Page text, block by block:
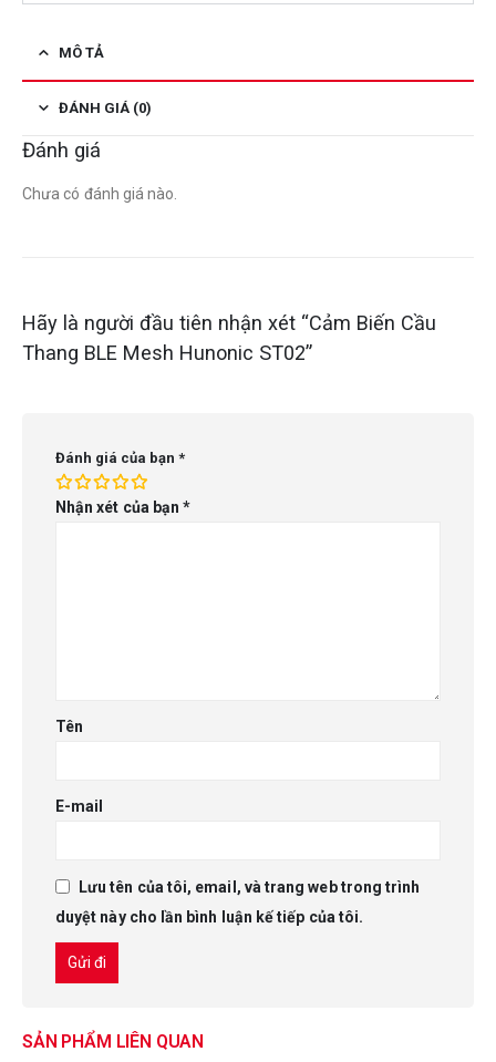
MÔ TẢ
ĐÁNH GIÁ (0)
Đánh giá
Chưa có đánh giá nào.
Hãy là người đầu tiên nhận xét “Cảm Biến Cầu
Thang BLE Mesh Hunonic ST02”
Đánh giá của bạn *
Nhận xét của bạn*
Tên
E-mail
Lưu tên của tôi, email, và trang web trong trình
duyệt này cho lần bình luận kế tiếp của tôi.
SẢN PHẨM LIÊN QUAN